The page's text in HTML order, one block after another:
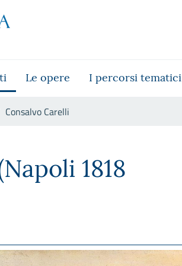
Le opere I percorsi tematici
Consalvo Carelli
1818